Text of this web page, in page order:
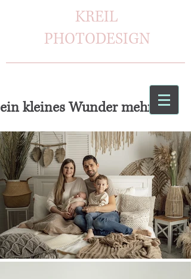
KREIL
PHOTODESIGN
ein kleines Wunder mehr...